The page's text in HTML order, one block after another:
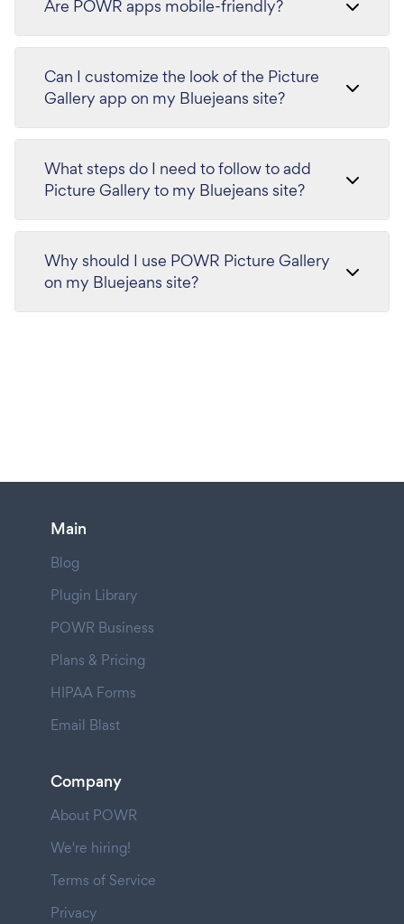
Are POWR apps mobile-friendly?
Can I customize the look of the Picture
Gallery app on my Bluejeans site?
What steps do I need to follow to add
Picture Gallery to my Bluejeans site?
Why should I use POWR Picture Gallery
on my Bluejeans site?
Main
Blog
Plugin Library
POWR Business
Plans & Pricing
HIPAA Forms
Email Blast
Company
About POWR
We're hiring!
Terms of Service
Privacy